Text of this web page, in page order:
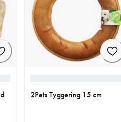
2Pets Tyggering 15 cm